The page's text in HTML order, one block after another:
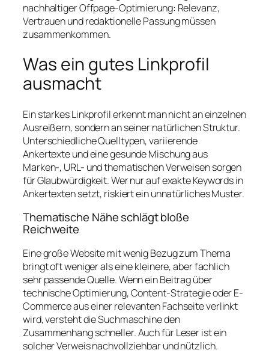
nachhaltiger Offpage-Optimierung: Relevanz,
Vertrauen und redaktionelle Passung müssen
zusammenkommen.
Was ein gutes Linkprofil
ausmacht
Ein starkes Linkprofil erkennt man nicht an einzelnen
Ausreißern, sondern an seiner natürlichen Struktur.
Unterschiedliche Quelltypen, variierende
Ankertexte und eine gesunde Mischung aus
Marken-, URL- und thematischen Verweisen sorgen
für Glaubwürdigkeit. Wer nur auf exakte Keywords in
Ankertexten setzt, riskiert ein unnatürliches Muster.
Thematische Nähe schlägt bloße
Reichweite
Eine große Website mit wenig Bezug zum Thema
bringt oft weniger als eine kleinere, aber fachlich
sehr passende Quelle. Wenn ein Beitrag über
technische Optimierung, Content-Strategie oder E-
Commerce aus einer relevanten Fachseite verlinkt
wird, versteht die Suchmaschine den
Zusammenhang schneller. Auch für Leser ist ein
solcher Verweis nachvollziehbar und nützlich.